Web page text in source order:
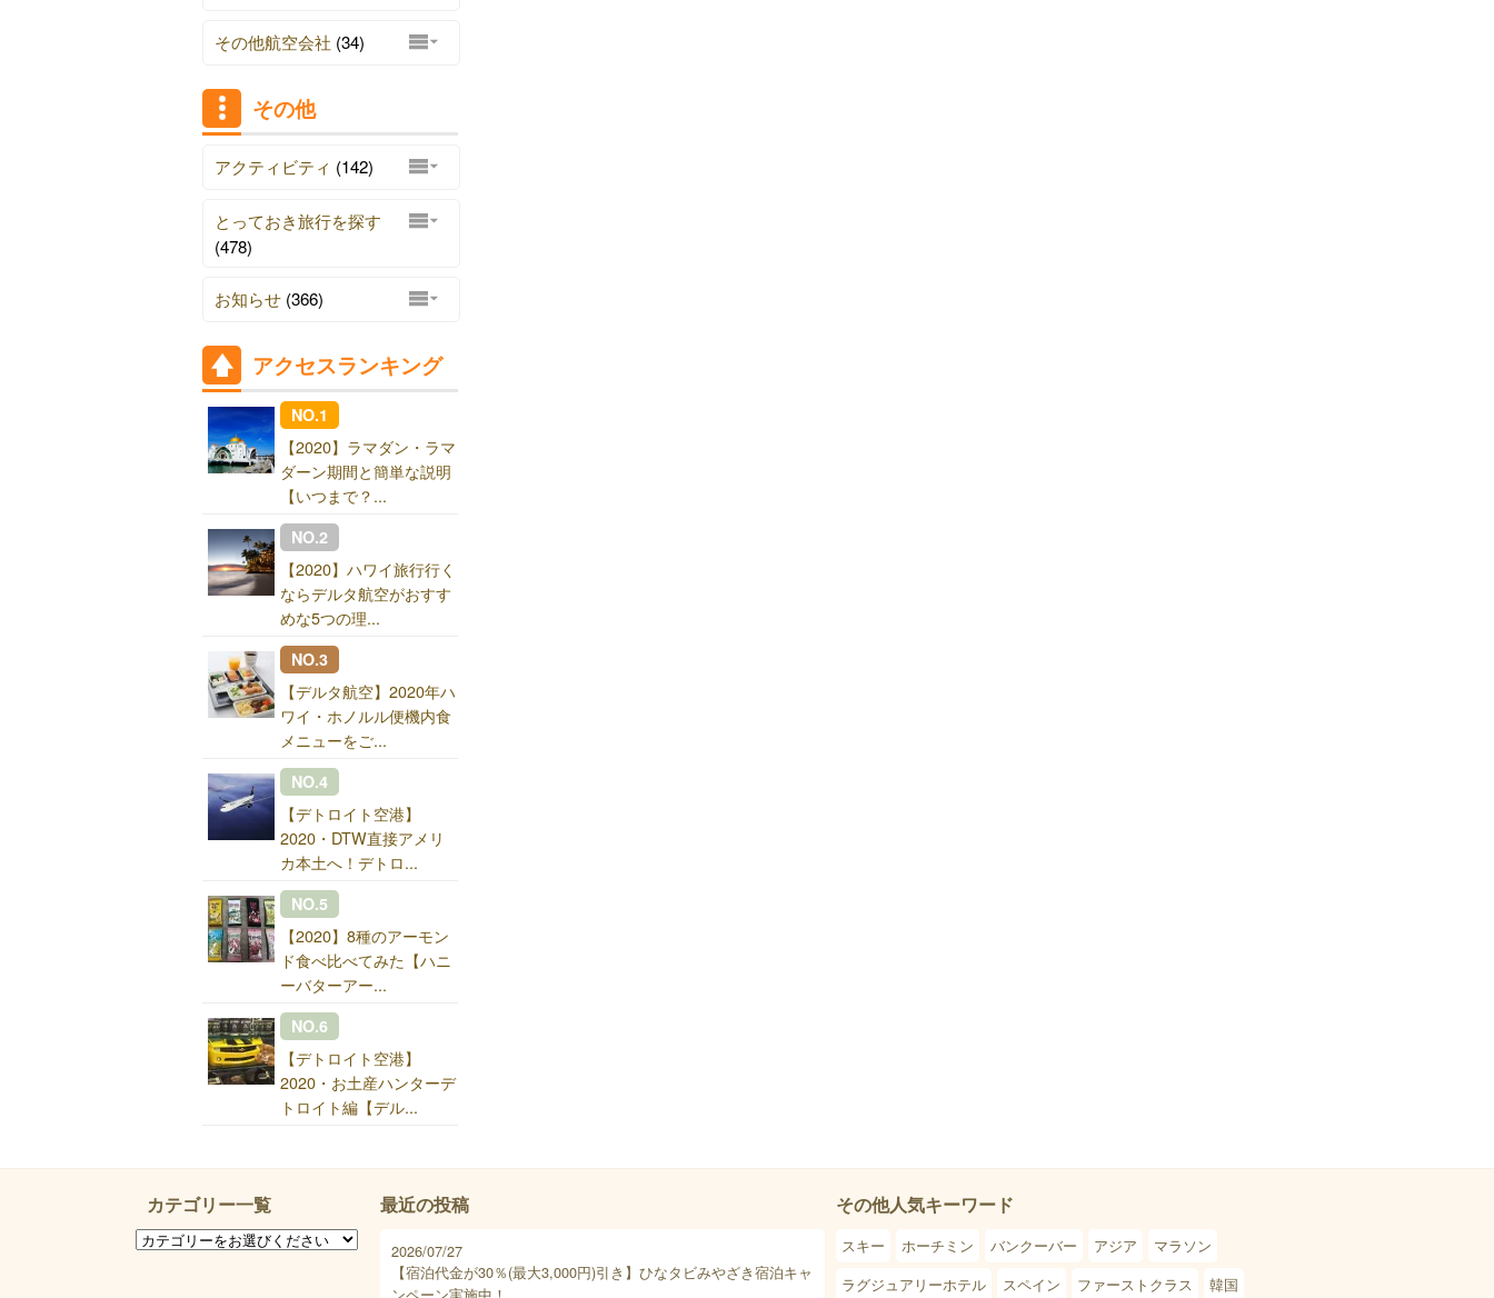
その他航空会社 (34)
その他
アクティビティ (142)
とっておき旅行を探す
(478)
お知らせ (366)
アクセスランキング
NO.1
【2020】ラマダン・ラマ
ダーン期間と簡単な説明
【いつまで？...
NO.2
【2020】ハワイ旅行行く
ならデルタ航空がおすす
めな5つの理...
NO.3
【デルタ航空】2020年ハ
ワイ・ホノルル便機内食
メニューをご...
NO.4
【デトロイト空港】
2020・DTW直接アメリ
カ本土へ！デトロ...
NO.5
【2020】8種のアーモン
ド食べ比べてみた【ハニ
ーバターアー...
NO.6
【デトロイト空港】
2020・お土産ハンターデ
トロイト編【デル...
カテゴリー一覧 最近の投稿
2026/07/27
【宿泊代金が30％(最大3,000円)引き】ひなタビみやざき宿泊キャ
その他人気キーワード
スキー ホーチミン バンクーバー アジア
マラソン
ラグジュアリーホテル
スペイン ファーストクラス 韓国